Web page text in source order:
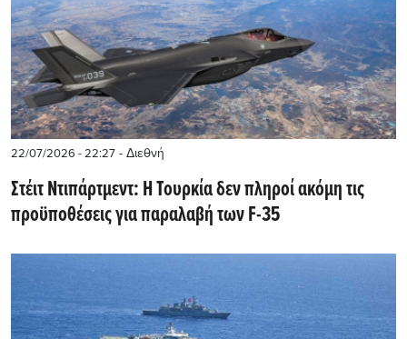
22/07/2026 - 22:27 - Διεθνή
Στέιτ Ντιπάρτμεντ: Η Τουρκία δεν πληροί ακόμη τις
προϋποθέσεις για παραλαβή των F-35